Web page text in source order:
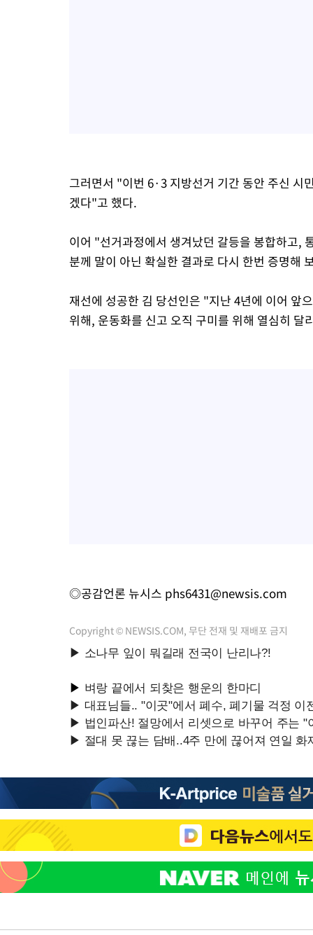
그러면서 "이번 6·3 지방선거 기간 동안 주신 시
겠다"고 했다.
이어 "선거과정에서 생겨났던 갈등을 봉합하고,
분께 말이 아닌 확실한 결과로 다시 한번 증명해
재선에 성공한 김 당선인은 "지난 4년에 이어 앞
위해, 운동화를 신고 오직 구미를 위해 열심히 달
◎공감언론 뉴시스 phs6431@newsis.com
Copyright © NEWSIS.COM, 무단 전재 및 재배포 금지